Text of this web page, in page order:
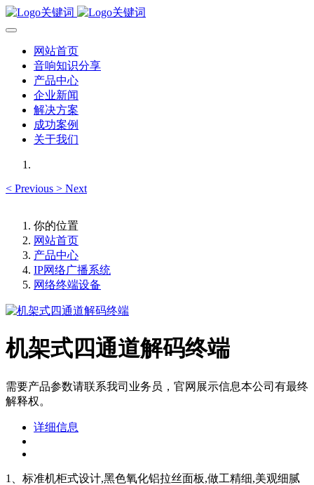
网站首页
音响知识分享
产品中心
企业新闻
解决方案
成功案例
关于我们
< Previous > Next
你的位置
网站首页
产品中心
IP网络广播系统
网络终端设备
机架式四通道解码终端
​需要产品参数请联系我司业务员，官网展示信息本公司有最终
解释权。
详细信息
1、标准机柜式设计,黑色氧化铝拉丝面板,做工精细,美观细腻